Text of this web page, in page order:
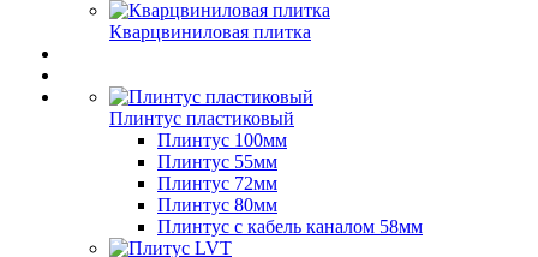
Кварцвиниловая плитка
Плинтус пластиковый
Плинтус 100мм
Плинтус 55мм
Плинтус 72мм
Плинтус 80мм
Плинтус с кабель каналом 58мм